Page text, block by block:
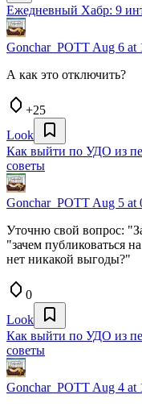
Ежедневный Хабр: 9
Gonchar_POTT Aug 6 at
А как это отключить?
+25
Look
Как выйти по УДО из
советы
Gonchar_POTT Aug 5 at
Уточню свой вопрос:
"зачем публиковаться
нет никакой выгоды?"
0
Look
Как выйти по УДО из
советы
Gonchar_POTT Aug 4 at